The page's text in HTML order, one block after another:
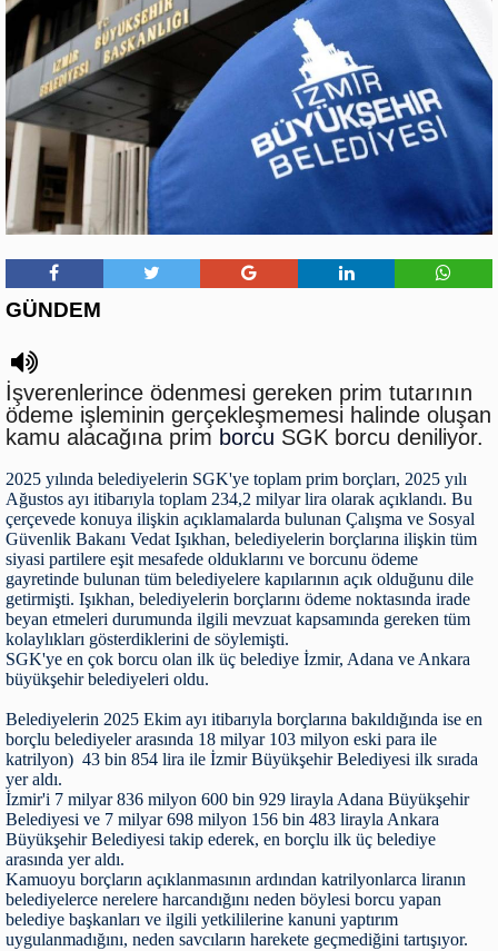
GÜNDEM
İşverenlerince ödenmesi gereken prim tutarının
ödeme işleminin gerçekleşmemesi halinde oluşan
kamu alacağına prim borcu SGK borcu deniliyor.
2025 yılında belediyelerin SGK'ye toplam prim borçları, 2025 yılı
Ağustos ayı itibarıyla toplam 234,2 milyar lira olarak açıklandı. Bu
çerçevede konuya ilişkin açıklamalarda bulunan Çalışma ve Sosyal
Güvenlik Bakanı Vedat Işıkhan, belediyelerin borçlarına ilişkin tüm
siyasi partilere eşit mesafede olduklarını ve borcunu ödeme
gayretinde bulunan tüm belediyelere kapılarının açık olduğunu dile
getirmişti. Işıkhan, belediyelerin borçlarını ödeme noktasında irade
beyan etmeleri durumunda ilgili mevzuat kapsamında gereken tüm
kolaylıkları gösterdiklerini de söylemişti.
SGK'ye en çok borcu olan ilk üç belediye İzmir, Adana ve Ankara
büyükşehir belediyeleri oldu.
Belediyelerin 2025 Ekim ayı itibarıyla borçlarına bakıldığında ise en
borçlu belediyeler arasında 18 milyar 103 milyon eski para ile
katrilyon) 43 bin 854 lira ile İzmir Büyükşehir Belediyesi ilk sırada
yer aldı.
İzmir'i 7 milyar 836 milyon 600 bin 929 lirayla Adana Büyükşehir
Belediyesi ve 7 milyar 698 milyon 156 bin 483 lirayla Ankara
Büyükşehir Belediyesi takip ederek, en borçlu ilk üç belediye
arasında yer aldı.
Kamuoyu borçların açıklanmasının ardından katrilyonlarca liranın
belediyelerce nerelere harcandığını neden böylesi borcu yapan
belediye başkanları ve ilgili yetkililerine kanuni yaptırım
uygulanmadığını, neden savcıların harekete geçmediğini tartışıyor.